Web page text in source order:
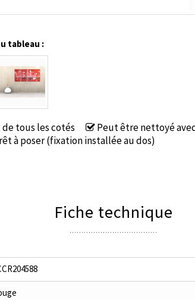
tableau :
tous les cotés
Peut être nettoyé
à poser (fixation installée au dos)
Fiche technique